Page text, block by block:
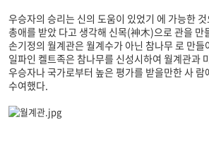
우승자의 승리는 신의 도움이 있었기 에 가능한
총애를 받았 다고 생각해 신목(神木)으로 관을 만
손기정의 월계관은 월계수가 아닌 참나무 로 만들
일파인 켈트족은 참나무를 신성시하여 월계관과
우승자나 국가로부터 높은 평가를 받을만한 사 람
수여했다.